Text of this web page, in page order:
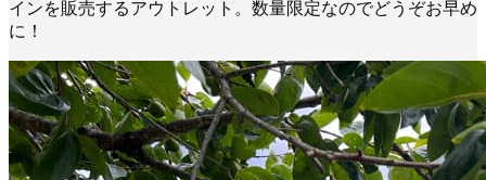
インを販売するアウトレット。数量限定なのでどうぞお早め
に！